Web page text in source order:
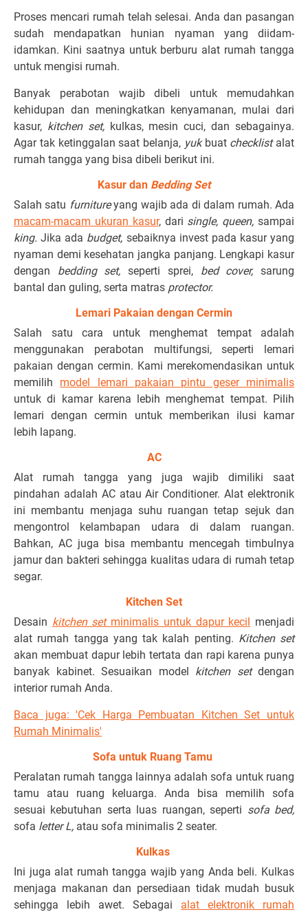
Proses mencari rumah telah selesai. Anda dan pasangan
sudah mendapatkan hunian nyaman yang diidam-
idamkan. Kini saatnya untuk berburu alat rumah tangga
untuk mengisi rumah.
Banyak perabotan wajib dibeli untuk memudahkan
kehidupan dan meningkatkan kenyamanan, mulai dari
kasur, kitchen set, kulkas, mesin cuci, dan sebagainya.
Agar tak ketinggalan saat belanja, yuk buat checklist alat
rumah tangga yang bisa dibeli berikut ini.
Kasur dan Bedding Set
Salah satu furnitureyang wajib ada di dalam rumah. Ada
macam-macam ukuran kasur, dari single, queen,sampai
king.Jika ada budget, sebaiknya invest pada kasur yang
nyaman demi kesehatan jangka panjang. Lengkapi kasur
dengan bedding set,seperti sprei, bed cover,sarung
bantal dan guling, serta matras protector.
Lemari Pakaian dengan Cermin
Salah satu cara untuk menghemat tempat adalah
menggunakan perabotan multifungsi, seperti lemari
pakaian dengan cermin. Kami merekomendasikan untuk
memilih model lemari pakaian pintu geser minimalis
untuk di kamar karena lebih menghemat tempat. Pilih
lemari dengan cermin untuk memberikan ilusi kamar
lebih lapang.
AC
Alat rumah tangga yang juga wajib dimiliki saat
pindahan adalah AC atau Air Conditioner. Alat elektronik
ini membantu menjaga suhu ruangan tetap sejuk dan
mengontrol kelambapan udara di dalam ruangan.
Bahkan, AC juga bisa membantu mencegah timbulnya
jamur dan bakteri sehingga kualitas udara di rumah tetap
segar.
Kitchen Set
Desain kitchen set minimalis untuk dapur kecil menjadi
alat rumah tangga yang tak kalah penting. Kitchen set
akan membuat dapur lebih tertata dan rapi karena punya
banyak kabinet. Sesuaikan model kitchen set dengan
interior rumah Anda.
Baca juga: 'Cek Harga Pembuatan Kitchen Set untuk
Rumah Minimalis'
Sofa untuk Ruang Tamu
Peralatan rumah tangga lainnya adalah sofa untuk ruang
tamu atau ruang keluarga. Anda bisa memilih sofa
sesuai kebutuhan serta luas ruangan, seperti sofa bed,
sofa letter L, atau sofa minimalis 2 seater.
Kulkas
Ini juga alat rumah tangga wajib yang Anda beli. Kulkas
menjaga makanan dan persediaan tidak mudah busuk
sehingga lebih awet. Sebagai alat elektronik rumah